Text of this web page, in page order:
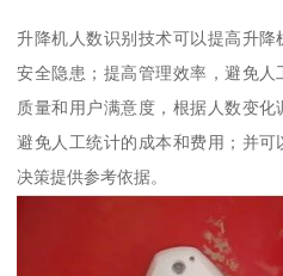
升降机人数识别技术可以提高升
安全隐患；提高管理效率，避免
质量和用户满意度，根据人数变化
避免人工统计的成本和费用；并
决策提供参考依据。